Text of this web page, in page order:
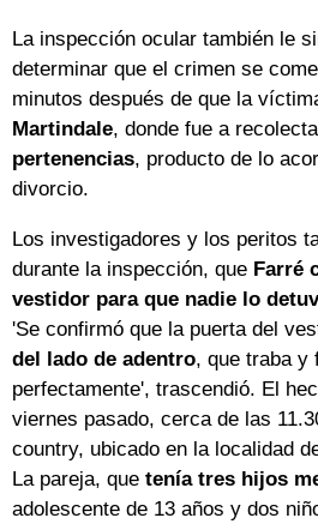
La inspección ocular también le
determinar que el crimen se
minutos después de que la
Martindale, donde fue a
pertenencias, producto de lo
divorcio.
Los investigadores y los peritos
durante la inspección, que Farré
vestidor para que nadie lo
'Se confirmó que la puerta del
del lado de adentro, que traba y
perfectamente', trascendió. El
viernes pasado, cerca de las
country, ubicado en la localidad
La pareja, que tenía tres hijos
adolescente de 13 años y dos